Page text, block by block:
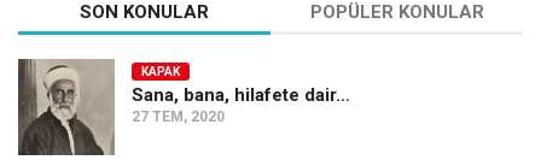
SON KONULAR POPÜLER KONULAR
KAPAK
Sana, bana, hilafete dair…
27 TEM, 2020